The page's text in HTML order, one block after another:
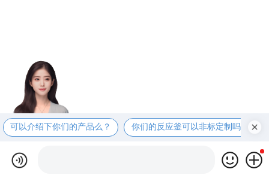
可以介绍下你们的产品么？ 你们的反应釜可以非标定制吗？